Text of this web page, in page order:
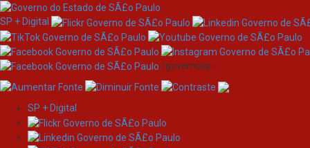
SP + Digital
/governosp
SP + Digital